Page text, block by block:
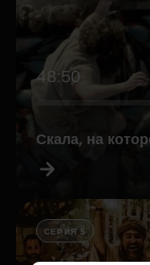
48:50
Скала, на
СЕРИЯ 5